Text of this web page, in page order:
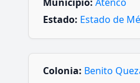
Estado: Estado de
Colonia: Benito